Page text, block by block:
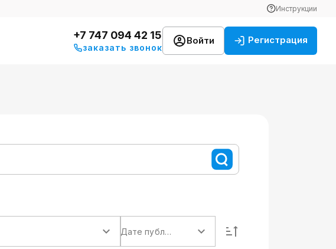
Инструкции
+7 747 094 42 15
заказать звонок
Войти Регистрация
Дате публикации